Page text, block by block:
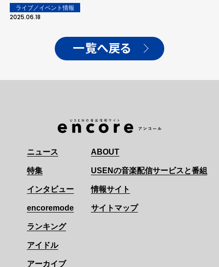
ライブ／イベント情報
2025.06.18
一覧へ戻る
ニュース
特集
インタビュー
encoremode
ランキング
アイドル
アーカイブ
ABOUT
USENの音楽配信サービスと番組
情報サイト
サイトマップ